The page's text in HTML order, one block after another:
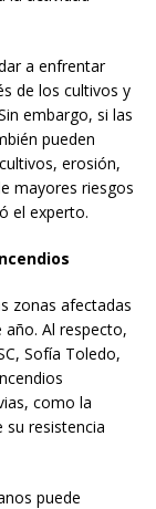
a enfrentar
de los cultivos y
embargo, si las
pueden
erosión,
mayores riesgos
el experto.
zonas afectadas
Al respecto,
Sofía Toledo,
como la
su resistencia
puede